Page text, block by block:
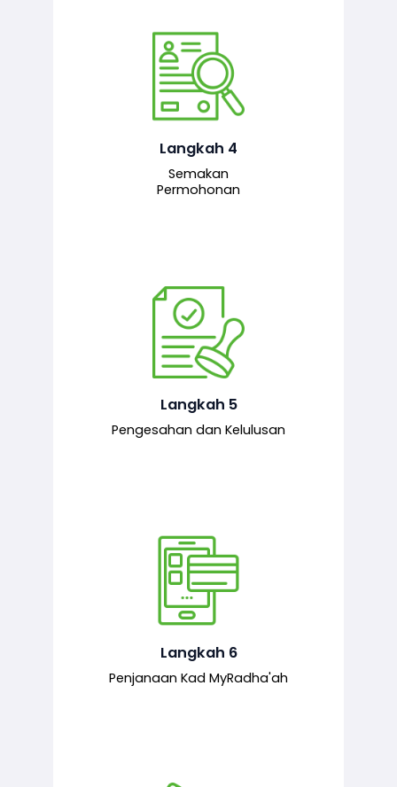
Langkah 4
Semakan
Permohonan
Pegawai penyemak menyemak
maklumat yang dikemukakan. Jika
semua maklumat adalah lengkap dan
kepada pegawai pelulus untuk
tindakan seterusnya.
Langkah 5
Pengesahan dan Kelulusan
Pegawai pelulus menilai permohonan
dan memberi pengesahan serta
kelulusan akhir sekiranya semuanya
mematuhi syarat ditetapkan.
Langkah 6
Penjanaan Kad MyRadha'ah
Setelah permohonan diluluskan, kad
MyRadha’ah akan dijana.